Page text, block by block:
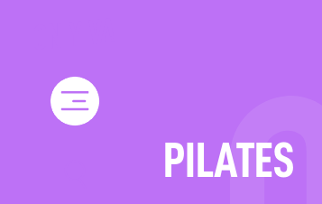
PILATES